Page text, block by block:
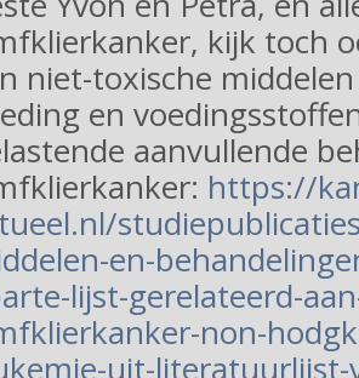
kijk toch
niet-toxische
en
aanvullende
https://
en-
lijst-gerelateerd-
non-
uit-literatuurlijst-